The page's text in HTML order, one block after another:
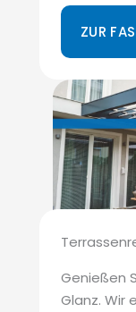
ZUR
Genießen
Glanz. Wir